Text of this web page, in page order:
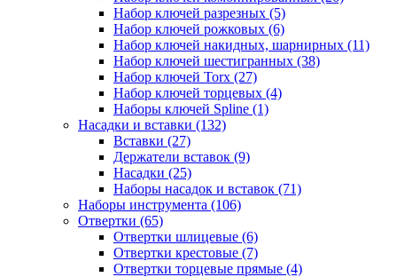
Набор ключей разрезных (5)
Набор ключей рожковых (6)
Набор ключей накидных, шарнирных (11)
Набор ключей шестигранных (38)
Набор ключей Torx (27)
Набор ключей торцевых (4)
Наборы ключей Spline (1)
Насадки и вставки (132)
Вставки (27)
Держатели вставок (9)
Насадки (25)
Наборы насадок и вставок (71)
Наборы инструмента (106)
Отвертки (65)
Отвертки шлицевые (6)
Отвертки крестовые (7)
Отвертки торцевые прямые (4)